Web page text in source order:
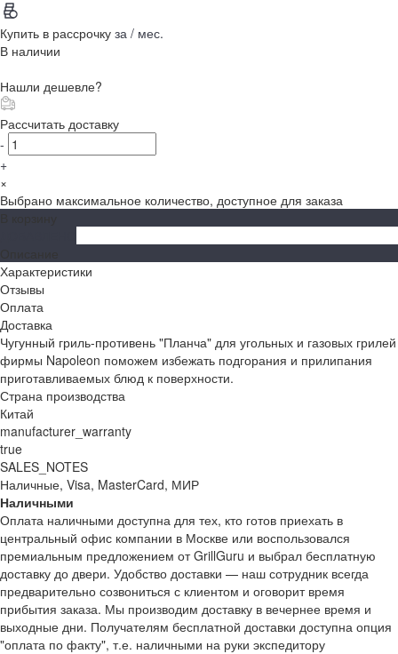
Купить в рассрочку за / мес.
В наличии
Нашли дешевле?
Рассчитать доставку
-
+
×
Выбрано максимальное количество, доступное для заказа
Характеристики
Отзывы
Оплата
Доставка
Чугунный гриль-противень "Планча" для угольных и газовых грилей
фирмы Napoleon поможем избежать подгорания и прилипания
приготавливаемых блюд к поверхности.
Страна производства
Китай
manufacturer_warranty
true
SALES_NOTES
Наличные, Visa, MasterCard, МИР
Наличными
Оплата наличными доступна для тех, кто готов приехать в
центральный офис компании в Москве или воспользовался
премиальным предложением от GrillGuru и выбрал бесплатную
доставку до двери. Удобство доставки — наш сотрудник всегда
предварительно созвониться с клиентом и оговорит время
прибытия заказа. Мы производим доставку в вечернее время и
выходные дни. Получателям бесплатной доставки доступна опция
"оплата по факту", т.е. наличными на руки экспедитору